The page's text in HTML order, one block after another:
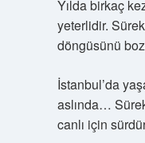
Yılda birkaç
yeterlidir.
döngüsünü
İstanbul’da
aslında…
canlı için